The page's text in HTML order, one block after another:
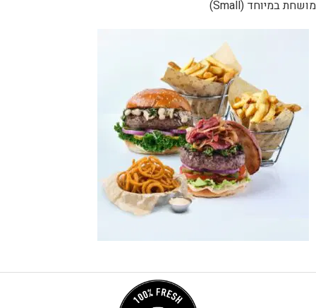
מושחת במיוחד (Small)